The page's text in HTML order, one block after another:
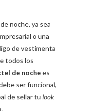
o una
de vestimenta
todos los
de nochees
ser funcional,
de sellar tu look